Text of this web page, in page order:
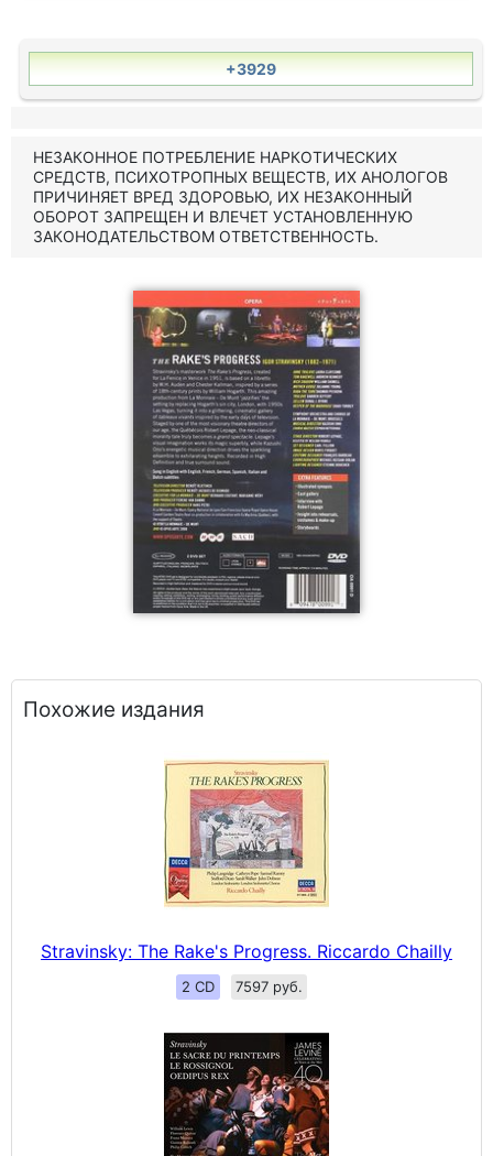
+3929
НЕЗАКОННОЕ ПОТРЕБЛЕНИЕ НАРКОТИЧЕСКИХ
СРЕДСТВ, ПСИХОТРОПНЫХ ВЕЩЕСТВ, ИХ АНОЛОГОВ
ПРИЧИНЯЕТ ВРЕД ЗДОРОВЬЮ, ИХ НЕЗАКОННЫЙ
ОБОРОТ ЗАПРЕЩЕН И ВЛЕЧЕТ УСТАНОВЛЕННУЮ
ЗАКОНОДАТЕЛЬСТВОМ ОТВЕТСТВЕННОСТЬ.
Похожие издания
Stravinsky: The Rake's Progress. Riccardo Chailly
2 CD 7597 руб.